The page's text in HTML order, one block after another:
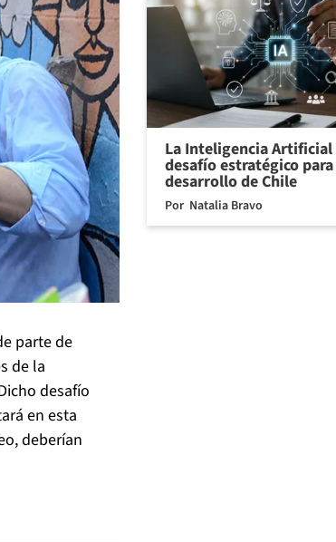
parte de
de la
desafío
en esta
deberían
La Inteligencia Artificial
desafío estratégico
desarrollo de Chile
Por Natalia Bravo